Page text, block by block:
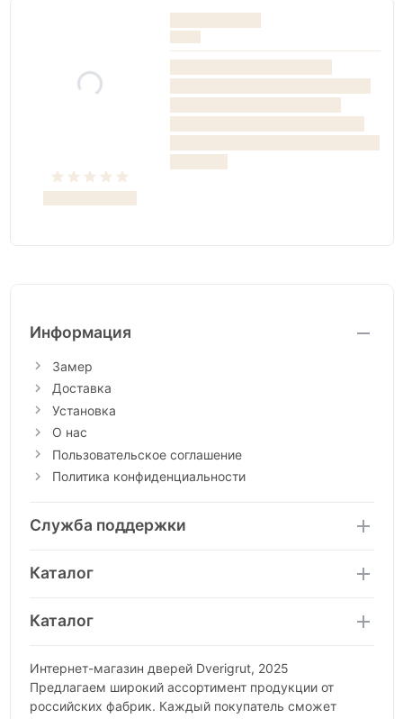
Информация
Замер
Доставка
Установка
О нас
Пользовательское соглашение
Политика конфиденциальности
Служба поддержки
Каталог
Каталог
Интернет-магазин дверей Dverigrut, 2025
Предлагаем широкий ассортимент продукции от
российских фабрик. Каждый покупатель сможет